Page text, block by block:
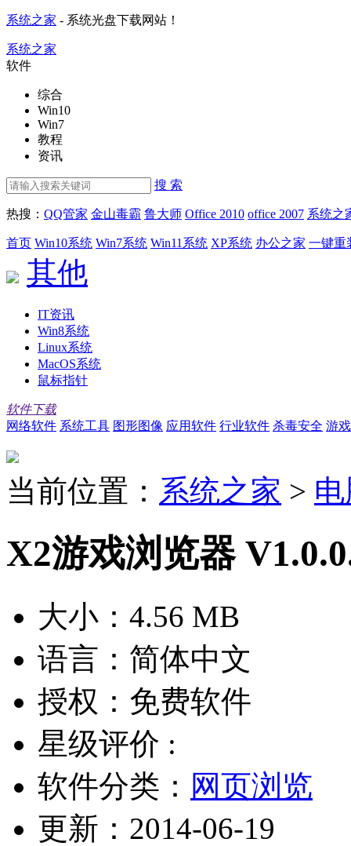
系统之家 - 系统光盘下载网站！
系统之家
软件
综合
Win10
Win7
教程
资讯
搜 索
热搜： QQ管家 金山毒霸 鲁大师 Office 2010 office 2007 系统之
首页 Win10系统 Win7系统 Win11系统 XP系统 办公之家 一键重
其他
IT资讯
Win8系统
Linux系统
MacOS系统
鼠标指针
软件下载
网络软件 系统工具 图形图像 应用软件 行业软件 杀毒安全 游
当前位置： 系统之家 >
X2游戏浏览器
大小： 4.56 MB
语言： 简体中文
授权： 免费软件
星级评价 :
软件分类： 网页浏览
更新： 2014-06-19